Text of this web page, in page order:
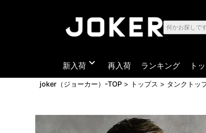
新入荷 expand_more 再入荷 ランキング ト
joker（ジョーカー）-TOP トップス タンクトッ